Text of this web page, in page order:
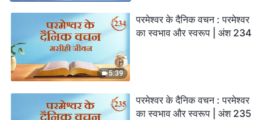
5:39
परमेश्वर के दैनिक वचन : परमेश्वर
का स्वभाव और स्वरूप | अंश 234
परमेश्वर के दैनिक वचन : परमेश्वर
का स्वभाव और स्वरूप | अंश 235